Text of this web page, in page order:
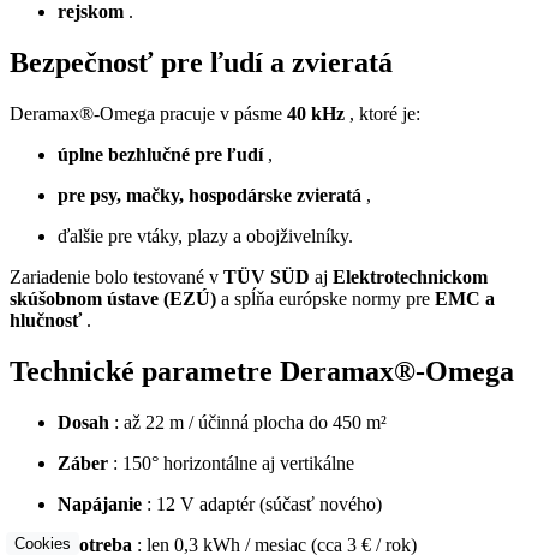
rejskom .
Bezpečnosť pre ľudí a zvieratá
Deramax®-Omega pracuje v pásme 40 kHz , ktoré je:
úplne bezhlučné pre ľudí,
pre psy, mačky, hospodárske zvieratá ,
ďalšie pre vtáky, plazy a obojživelníky.
Zariadenie bolo testované v TÜV SÜD aj Elektrotechnickom
skúšobnom ústave (EZÚ) a spĺňa európske normy pre EMC a
hlučnosť.
Technické parametre Deramax®-Omega
Dosah : až 22 m / účinná plocha do 450 m²
Záber : 150° horizontálne aj vertikálne
Napájanie : 12 V adaptér (súčasť nového)
Spotreba : len 0,3 kWh / mesiac (cca 3 € / rok)
Cookies